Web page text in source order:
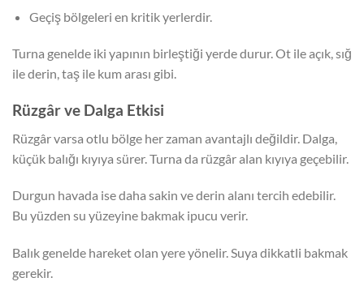
Geçiş bölgeleri en kritik yerlerdir.
Turna genelde iki yapının birleştiği yerde durur. Ot ile açık, sığ
ile derin, taş ile kum arası gibi.
Rüzgâr ve Dalga Etkisi
Rüzgâr varsa otlu bölge her zaman avantajlı değildir. Dalga,
küçük balığı kıyıya sürer. Turna da rüzgâr alan kıyıya geçebilir.
Durgun havada ise daha sakin ve derin alanı tercih edebilir.
Bu yüzden su yüzeyine bakmak ipucu verir.
Balık genelde hareket olan yere yönelir. Suya dikkatli bakmak
gerekir.